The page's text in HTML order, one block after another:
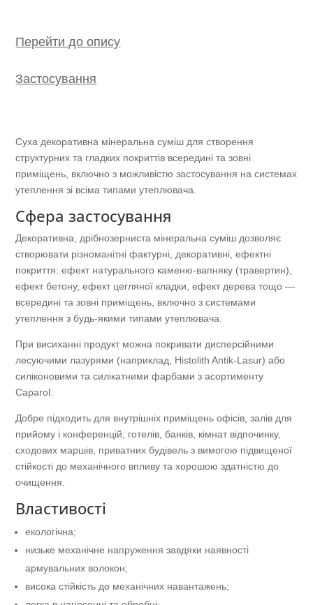
Перейти до опису
Застосування
Суха декоративна мінеральна суміш для створення
структурних та гладких покриттів всередині та зовні
приміщень, включно з можливістю застосування на системах
утеплення зі всіма типами утеплювача.
Сфера застосування
Декоративна, дрібнозерниста мінеральна суміш дозволяє
створювати різноманітні фактурні, декоративні, ефектні
покриття: ефект натурального каменю-вапняку (травертин),
ефект бетону, ефект цегляної кладки, ефект дерева тощо —
всередині та зовні приміщень, включно з системами
утеплення з будь-якими типами утеплювача.
При висиханні продукт можна покривати дисперсійними
лесуючими лазурями (наприклад, Histolith Antik-Lasur) або
силіконовими та силікатними фарбами з асортименту
Caparol.
Добре підходить для внутрішніх приміщень офісів, залів для
прийому і конференцій, готелів, банків, кімнат відпочинку,
сходових маршів, приватних будівель з вимогою підвищеної
стійкості до механічного впливу та хорошою здатністю до
очищення.
Властивості
екологічна;
низьке механічне напруження завдяки наявності
армувальних волокон;
висока стійкість до механічних навантажень;